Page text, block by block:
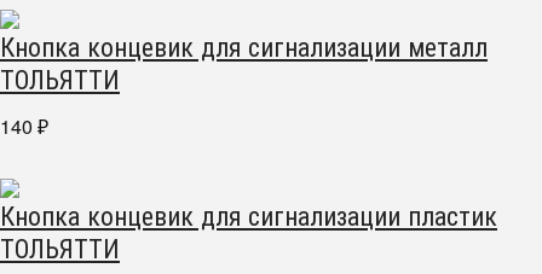
Кнопка концевик для сигнализации металл
ТОЛЬЯТТИ
140 ₽
Кнопка концевик для сигнализации пластик
ТОЛЬЯТТИ